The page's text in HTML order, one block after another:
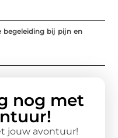
begeleiding bij pijn en
nog met
jouw avontuur!